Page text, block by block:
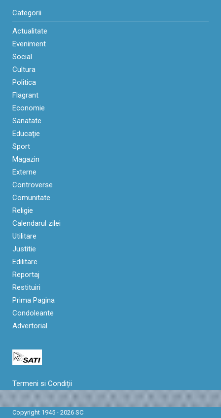
Categorii
Actualitate
Eveniment
Social
Cultura
Politica
Flagrant
Economie
Sanatate
Educaţie
Sport
Magazin
Externe
Controverse
Comunitate
Religie
Calendarul zilei
Utilitare
Justitie
Edilitare
Reportaj
Restituiri
Prima Pagina
Condoleante
Advertorial
Termeni si Condiții
Copyright 1945 - 2026 SC